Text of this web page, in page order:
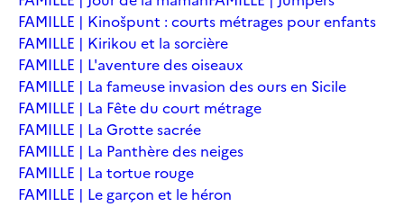
FAMILLE | Kinošpunt : courts métrages pour enfants
FAMILLE | Kirikou et la sorcière
FAMILLE | L'aventure des oiseaux
FAMILLE | La fameuse invasion des ours en Sicile
FAMILLE | La Fête du court métrage
FAMILLE | La Grotte sacrée
FAMILLE | La Panthère des neiges
FAMILLE | La tortue rouge
FAMILLE | Le garçon et le héron